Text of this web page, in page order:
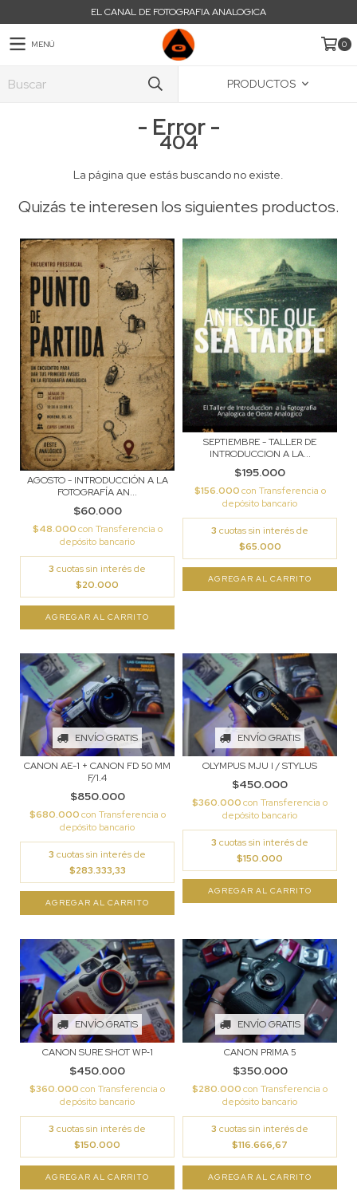
EL CANAL DE FOTOGRAFIA ANALOGICA
MENÚ 0
PRODUCTOS
- Error -
404
La página que estás buscando no existe.
Quizás te interesen los siguientes productos.
AGOSTO - INTRODUCCIÓN A LA
FOTOGRAFÍA AN...
$60.000
$48.000con Transferencia o
depósito bancario
3 cuotas sin interés de
$20.000
SEPTIEMBRE - TALLER DE
INTRODUCCION A LA...
$195.000
$156.000con Transferencia o
depósito bancario
3 cuotas sin interés de
$65.000
ENVÍO GRATIS
CANON AE-1 + CANON FD 50 MM
F/1.4
$850.000
$680.000con Transferencia o
depósito bancario
3 cuotas sin interés de
$283.333,33
ENVÍO GRATIS
OLYMPUS MJU I / STYLUS
$450.000
$360.000con Transferencia o
depósito bancario
3 cuotas sin interés de
$150.000
ENVÍO GRATIS
CANON SURE SHOT WP‑1
$450.000
$360.000con Transferencia o
depósito bancario
3 cuotas sin interés de
$150.000
ENVÍO GRATIS
CANON PRIMA 5
$350.000
$280.000con Transferencia o
depósito bancario
3 cuotas sin interés de
$116.666,67